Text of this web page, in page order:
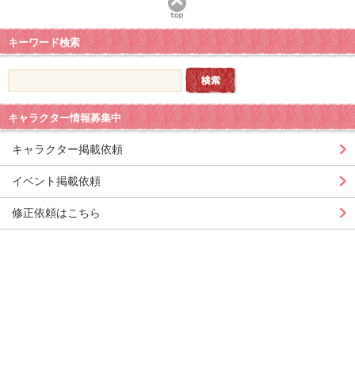
キーワード検索
キャラクター情報募集中
キャラクター掲載依頼
イベント掲載依頼
修正依頼はこちら